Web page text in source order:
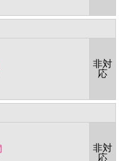
非対
応
非対
応